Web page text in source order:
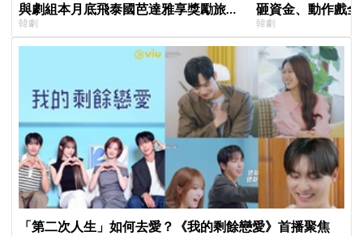
與劇組本月底飛泰國芭達雅享獎勵旅
行，慶祝亮眼成績
韓劇
砸資金、動作戲
超越第一季
韓劇
「第二次人生」如何去愛？《我的剩餘戀愛》首播聚焦